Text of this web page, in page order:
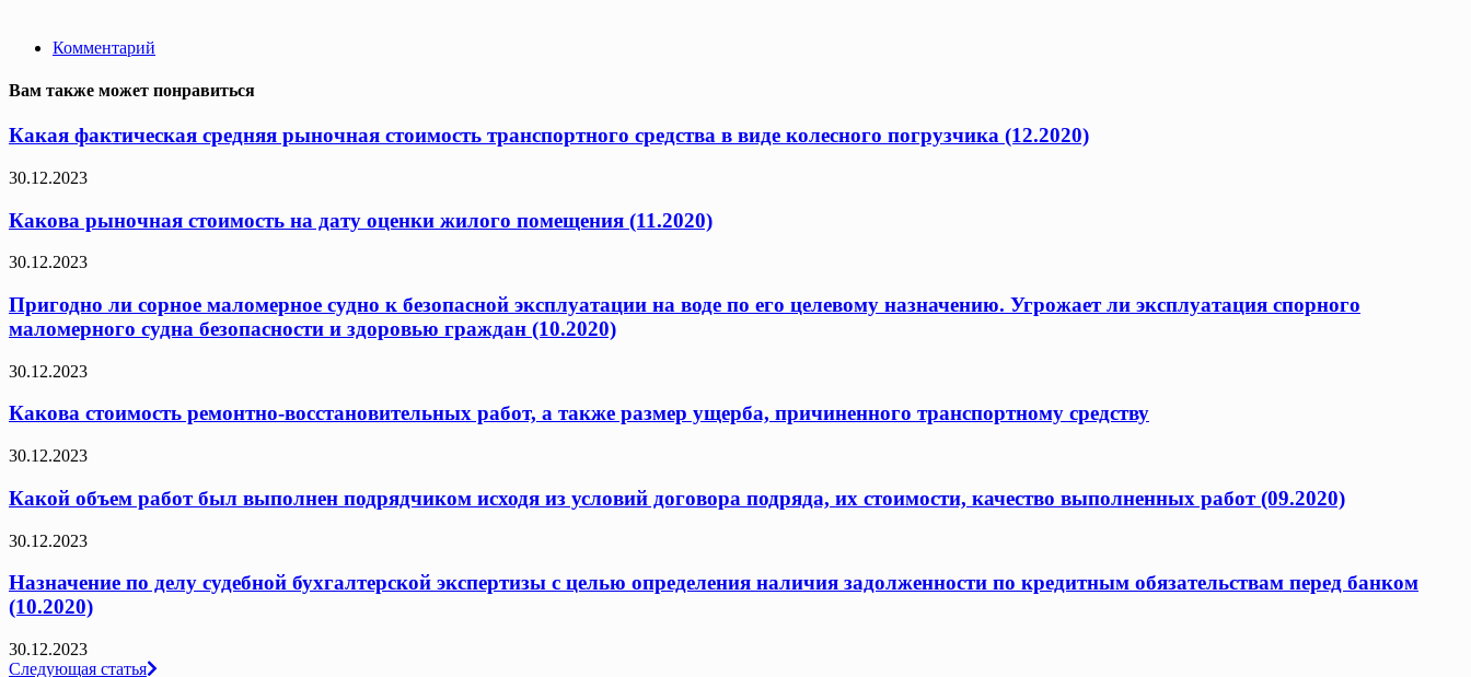
Комментарий
Вам также может понравиться
Какая фактическая средняя рыночная стоимость транспортного средства в виде колесного погрузчика (12.2020)
30.12.2023
Какова рыночная стоимость на дату оценки жилого помещения (11.2020)
30.12.2023
Пригодно ли сорное маломерное судно к безопасной эксплуатации на воде по его целевому назначению. Угрожает ли эксплуатация спорного
маломерного судна безопасности и здоровью граждан (10.2020)
30.12.2023
Какова стоимость ремонтно-восстановительных работ, а также размер ущерба, причиненного транспортному средству
30.12.2023
Какой объем работ был выполнен подрядчиком исходя из условий договора подряда, их стоимости, качество выполненных работ (09.2020)
30.12.2023
Назначение по делу судебной бухгалтерской экспертизы с целью определения наличия задолженности по кредитным обязательствам перед банком
(10.2020)
30.12.2023
Следующая статья